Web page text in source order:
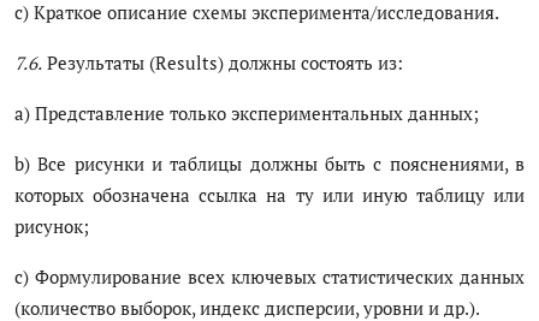
c) Краткое описание схемы эксперимента/исследования.
7.6. Результаты (Results) должны состоять из:
a) Представление только экспериментальных данных;
b) Все рисунки и таблицы должны быть с пояснениями, в
которых обозначена ссылка на ту или иную таблицу или
рисунок;
c) Формулирование всех ключевых статистических данных
(количество выборок, индекс дисперсии, уровни и др.).